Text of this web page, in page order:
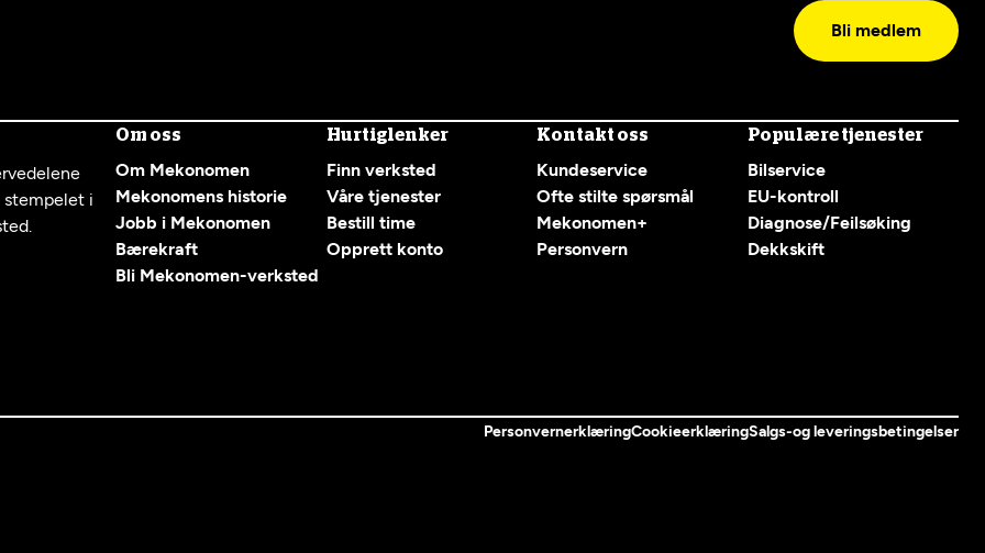
Bli medlem
stempelet i
Om oss
Om Mekonomen
Mekonomens historie
Jobb i Mekonomen
Bærekraft
Bli Mekonomen-verksted
Hurtiglenker
Finn verksted
Våre tjenester
Bestill time
Opprett konto
Kontakt oss
Kundeservice
Ofte stilte spørsmål
Mekonomen+
Personvern
Populære tjenester
Bilservice
EU-kontroll
Diagnose/Feilsøking
Dekkskift
PersonvernerklæringCookieerklæringSalgs-og leveringsbetingelser